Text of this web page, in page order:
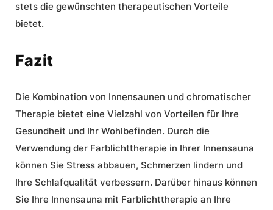
stets die gewünschten therapeutischen Vorteile
bietet.
Fazit
Die Kombination von Innensaunen und chromatischer
Therapie bietet eine Vielzahl von Vorteilen für Ihre
Gesundheit und Ihr Wohlbefinden. Durch die
Verwendung der Farblichttherapie in Ihrer Innensauna
können Sie Stress abbauen, Schmerzen lindern und
Ihre Schlafqualität verbessern. Darüber hinaus können
Sie Ihre Innensauna mit Farblichttherapie an Ihre